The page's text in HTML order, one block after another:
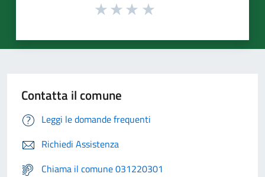
Contatta il comune
Leggi le domande frequenti
Richiedi Assistenza
Chiama il comune 031220301